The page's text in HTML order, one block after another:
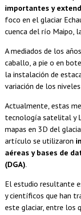
importantes y
foco en el glaciar
cuenca del río Maipo,
A mediados de los
caballo, a pie o en
la instalación de
variación de los
Actualmente, estas
tecnología satelital y
mapas en 3D del
artículo se utilizaron
aéreas y bases de
(DGA).
El estudio resultante
y científicos que han
este glaciar, entre los